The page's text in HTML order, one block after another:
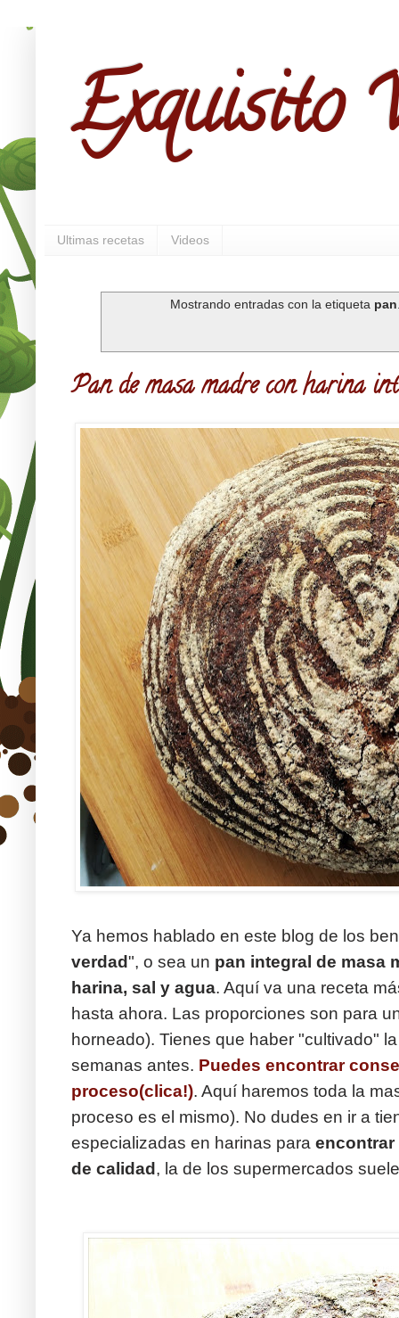
Exquisito
Ultimas recetas Videos
Mostrando entradas con la etiqueta pan
Pan de masa madre con harina
Ya hemos hablado en este blog de los
verdad", o sea un pan integral de masa
harina, sal y agua. Aquí va una receta
hasta ahora. Las proporciones son para
horneado). Tienes que haber "cultivado"
semanas antes. Puedes encontrar
proceso(clica!). Aquí haremos toda la
proceso es el mismo). No dudes en ir a
especializadas en harinas para encontrar
de calidad , la de los supermercados